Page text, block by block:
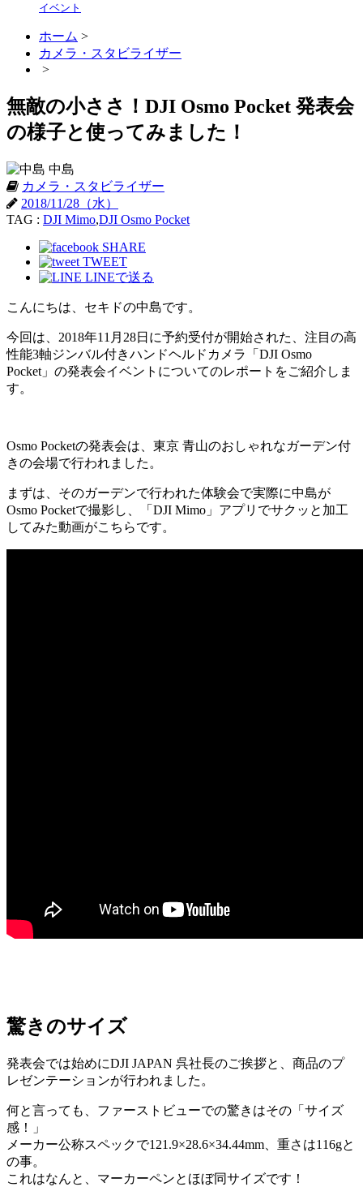
イベント
ホーム >
カメラ・スタビライザー
>
無敵の小ささ！DJI Osmo Pocket 発表会
の様子と使ってみました！
中島
カメラ・スタビライザー
2018/11/28（水）
TAG : DJI Mimo,DJI Osmo Pocket
SHARE
TWEET
LINEで送る
こんにちは、セキドの中島です。
今回は、 2018年11月28日に予約受付が開始された、注目の高
性能3軸ジンバル付きハンドヘルドカメラ「DJI Osmo
Pocket」の発表会イベントについてのレポートをご紹介しま
す。
Osmo Pocketの発表会は、東京 青山のおしゃれなガーデン付
きの会場で行われました。
まずは、そのガーデンで行われた体験会で実際に中島が
Osmo Pocketで撮影し、「DJI Mimo」アプリでサクッと加工
してみた動画がこちらです。
驚きのサイズ
発表会では始めにDJI JAPAN 呉社長のご挨拶と、商品のプ
レゼンテーションが行われました。
何と言っても、ファーストビューでの驚きはその「サイズ
感！」
メーカー公称スペックで121.9×28.6×34.44mm、 重さは116gと
の事。
これはなんと、マーカーペンとほぼ同サイズです！